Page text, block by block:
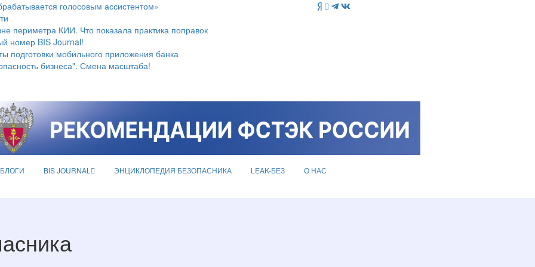
голосовым ассистентом»
периметра КИИ. Что показала практика поправок
номер BIS Journal!
подготовки мобильного приложения банка
бизнеса". Смена масштаба!
БЛОГИ BIS JOURNAL ЭНЦИКЛОПЕДИЯ БЕЗОПАСНИКА LEAK-БЕЗ О НАС